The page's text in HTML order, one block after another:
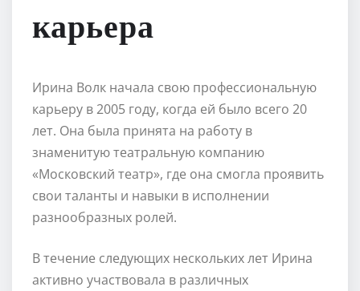
карьера
Ирина Волк начала свою профессиональную
карьеру в 2005 году, когда ей было всего 20
лет. Она была принята на работу в
знаменитую театральную компанию
«Московский театр», где она смогла проявить
свои таланты и навыки в исполнении
разнообразных ролей.
В течение следующих нескольких лет Ирина
активно участвовала в различных